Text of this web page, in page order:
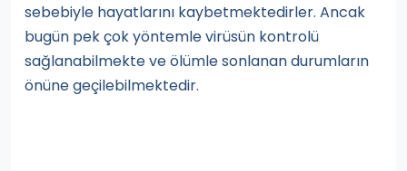
sebebiyle hayatlarını kaybetmektedirler. Ancak
bugün pek çok yöntemle virüsün kontrolü
sağlanabilmekte ve ölümle sonlanan durumların
önüne geçilebilmektedir.